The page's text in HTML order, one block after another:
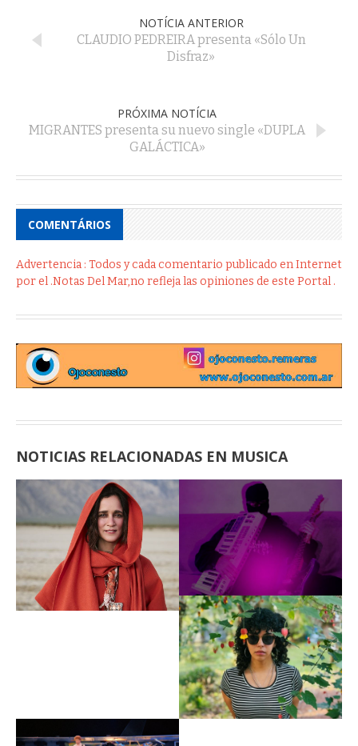
NOTÍCIA ANTERIOR
CLAUDIO PEDREIRA presenta «Sólo Un
Disfraz»
PRÓXIMA NOTÍCIA
MIGRANTES presenta su nuevo single «DUPLA
GALÁCTICA»
COMENTÁRIOS
Advertencia : Todos y cada comentario publicado en Internet
por el .Notas Del Mar,no refleja las opiniones de este Portal .
NOTICIAS RELACIONADAS EN MUSICA